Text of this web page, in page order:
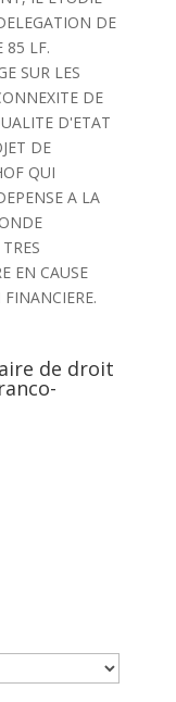
DE
85 LF.
SUR LES
DE
D'ETAT
DE
QUI
A LA
EN CAUSE
de droit